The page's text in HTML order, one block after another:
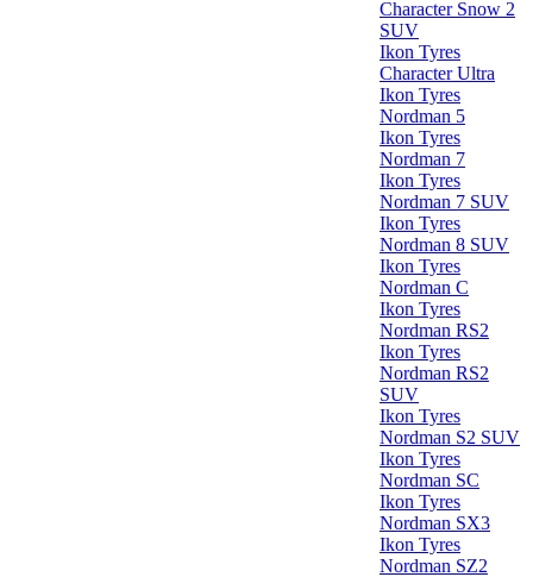
Character Snow 2
SUV
Ikon Tyres
Character Ultra
Ikon Tyres
Nordman 5
Ikon Tyres
Nordman 7
Ikon Tyres
Nordman 7 SUV
Ikon Tyres
Nordman 8 SUV
Ikon Tyres
Nordman C
Ikon Tyres
Nordman RS2
Ikon Tyres
Nordman RS2
SUV
Ikon Tyres
Nordman S2 SUV
Ikon Tyres
Nordman SC
Ikon Tyres
Nordman SX3
Ikon Tyres
Nordman SZ2